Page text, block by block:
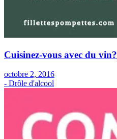
Cuisinez-vous avec du vin?
octobre 2, 2016
- Drôle d'alcool